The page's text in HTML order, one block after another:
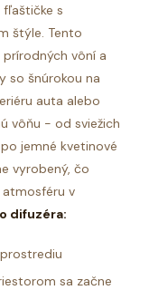
fľaštičke s
štýle. Tento
vôní a
so šnúrokou na
auta alebo
vôňu - od sviežich
jemné kvetinové
vyrobený, čo
atmosféru v
difuzéra:
sa začne